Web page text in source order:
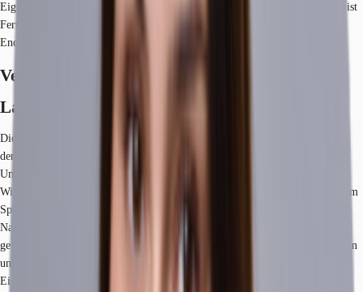
Eigentümer/Vermieter vor. Der wesentliche Energieträger der Liegenschaft ist
Fernwärme. Der Endenergiebedarf Strom beträgt 22.90 kWh/(m²*a). Der
Endenergiebedarf Wärme beträgt 59.50 kWh/(m²*a).
Verfügbare Fläche
Lage und Verkehrsanbindung
Die Immobilie befindet sich in einer der begehrtesten und zentralsten Lagen
der deutschen Hauptstadt, im Herzen des Bezirks Mitte. Diese dynamische
Umgebung ist geprägt von einem Mix aus Regierungsinstitutionen,
Wirtschaftsunternehmen und kulturellen Einrichtungen. Die direkte Nähe zum
Spittelmarkt und die ausgezeichnete Anbindung an den öffentlichen
Nahverkehr, unter anderem durch die U-Bahnlinie U2 und diverse Buslinien,
gewährleisten eine hervorragende Erreichbarkeit aus allen Teilen der Stadt. In
unmittelbarer Umgebung finden sich zahlreiche Restaurants, Cafés und
Einkaufsmöglichkeiten, die den Arbeitsalltag bereichern. Die Lage verbindet